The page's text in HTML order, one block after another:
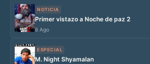
NOTICIA
Primer vistazo a Noche de paz 2
6 Ago
ESPECIAL
M. Night Shyamalan